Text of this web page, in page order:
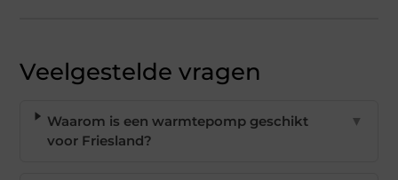
Veelgestelde vragen
Waarom is een warmtepomp geschikt
voor Friesland?
▼